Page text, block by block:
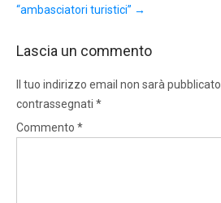
“ambasciatori turistici” →
Lascia un commento
Il tuo indirizzo email non sarà pubblicato.
contrassegnati *
Commento *